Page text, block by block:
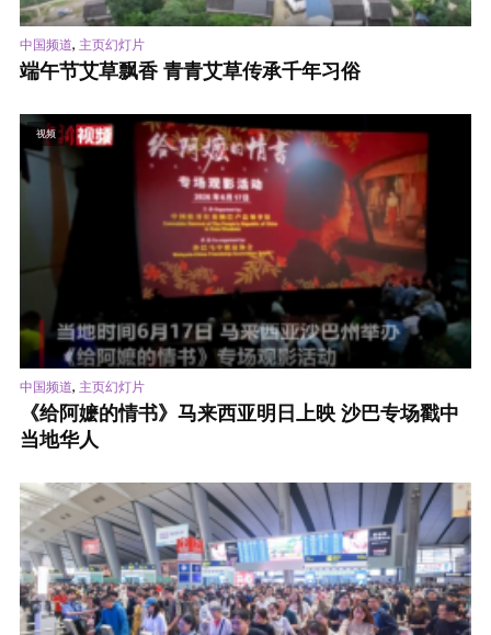
中国频道, 主页幻灯片
端午节艾草飘香 青青艾草传承千年习俗
视频
中国频道, 主页幻灯片
《给阿嬷的情书》马来西亚明日上映 沙巴专场戳中
当地华人